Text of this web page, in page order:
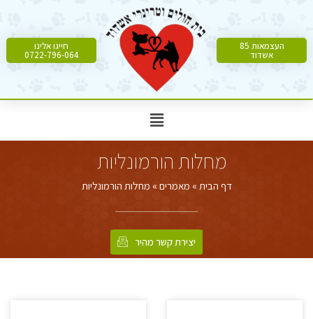
העצמאות 85
אשדוד
חייגו אלינו
0722-796-064
מחלות הורמונליות
דף הבית » מאמרים » מחלות הורמונליות
יצירת קשר מהיר